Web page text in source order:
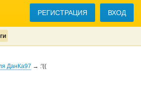
РЕГИСТРАЦИЯ ВХОД
ДанКа97 → :'((